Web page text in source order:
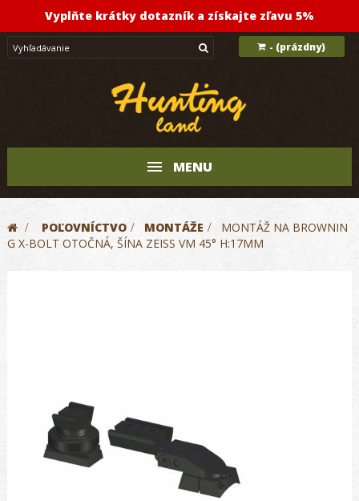
Vyplňte krátky dotazník a získajte zľavu 5%
- (prázdny)
MENU
> POĽOVNÍCTVO > MONTÁŽE >
MONTÁŽ NA BROWNIN
G X-BOLT OTOČNÁ, ŠÍNA ZEISS VM 45° H:17MM